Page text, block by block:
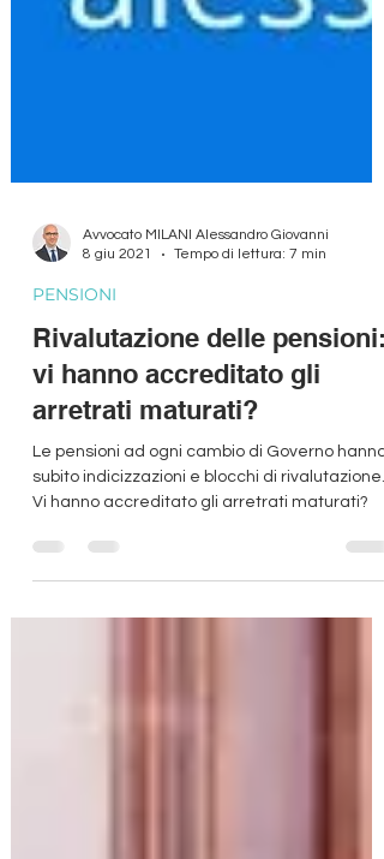
8 giu 2021
PENSIONI
Rivalutazione delle pensioni:
vi hanno accreditato gli
arretrati maturati?
subito indicizzazioni e blocchi di rivalutazione.
Vi hanno accreditato gli arretrati maturati?